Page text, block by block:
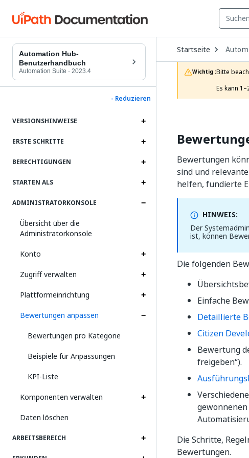
Automation Hub-
Benutzerhandbuch
Automation Suite · 2023.4
- Reduzieren
VERSIONSHINWEISE
ERSTE SCHRITTE
BERECHTIGUNGEN
STARTEN ALS
ADMINISTRATORKONSOLE
Übersicht über die
Administratorkonsole
Konto
Zugriff verwalten
Plattformeinrichtung
Bewertungen anpassen
Bewertungen pro Kategorie
Beispiele für Anpassungen
KPI-Liste
Komponenten verwalten
Daten löschen
ARBEITSBEREICH
Startseite Open
to
choose
product
Wichtig :Bitte
Es kann
Bewertungen
sind und
helfen, fundierte
HINWEIS:
Der
ist, können
Die folgenden
Einfache
Detaillierte
Citizen
Bewertung
freigeben“).
Die Schritte,
Bewertungen.